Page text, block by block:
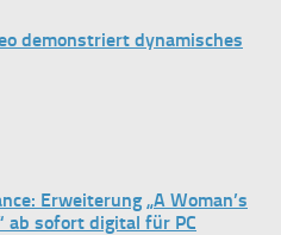
demonstriert dynamisches
Erweiterung „A Woman’s
ab sofort digital für PC